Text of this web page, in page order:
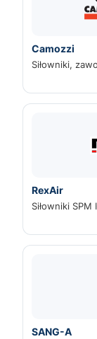
Camozzi
Siłowniki,
RexAir
Siłowniki
SANG-A